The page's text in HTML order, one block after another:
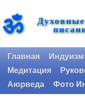
ॐ
Главная Индуизм
Медитация
Аюрведа
Фото